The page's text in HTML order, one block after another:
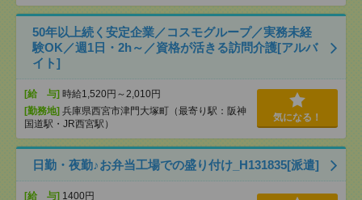
50年以上続く安定企業／コスモグループ／実務未経
験OK／週1日・2h～／資格が活きる訪問介護[アルバ
イト]
[給 与] 時給1,520円～2,010円
[勤務地] 兵庫県西宮市津門大塚町（最寄り駅：阪神
国道駅・JR西宮駅）
気になる！
日勤・夜勤♪お弁当工場での盛り付け_H131835[派遣]
[給 与] 1400円